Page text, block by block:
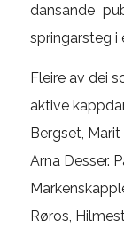
dansande
springarsteg i
Fleire av dei
aktive
Bergset, Marit
Arna Desser.
Røros,